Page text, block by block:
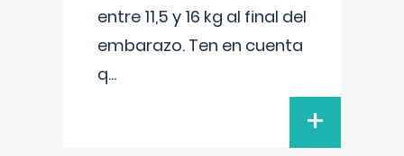
entre 11,5 y 16 kg al final del
embarazo. Ten en cuenta
q...
+